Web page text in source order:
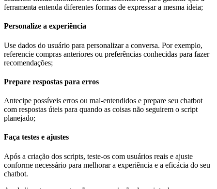
ferramenta entenda diferentes formas de expressar a mesma ideia;
Personalize a experiência
Use dados do usuário para personalizar a conversa. Por exemplo,
referencie compras anteriores ou preferências conhecidas para fazer
recomendações;
Prepare respostas para erros
Antecipe possíveis erros ou mal-entendidos e prepare seu chatbot
com respostas úteis para quando as coisas não seguirem o script
planejado;
Faça testes e ajustes
Após a criação dos scripts, teste-os com usuários reais e ajuste
conforme necessário para melhorar a experiência e a eficácia do seu
chatbot.